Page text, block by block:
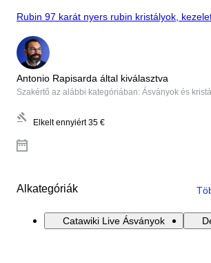
Rubin 97 karát nyers rubin kristályok,
Antonio Rapisarda által kiválasztva
Szakértő az alábbi kategóriában: Ásványok és
Elkelt ennyiért 35 €
Alkategóriák
Catawiki Live Ásványok